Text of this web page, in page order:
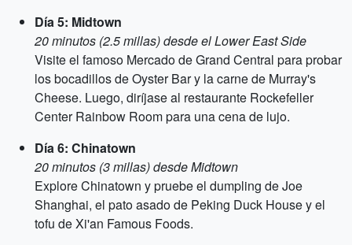
Día 5: Midtown
20 minutos (2.5 millas) desde el Lower East Side
Visite el famoso Mercado de Grand Central para probar
los bocadillos de Oyster Bar y la carne de Murray's
Cheese. Luego, diríjase al restaurante Rockefeller
Center Rainbow Room para una cena de lujo.
Día 6: Chinatown
20 minutos (3 millas) desde Midtown
Explore Chinatown y pruebe el dumpling de Joe
Shanghai, el pato asado de Peking Duck House y el
tofu de Xi'an Famous Foods.